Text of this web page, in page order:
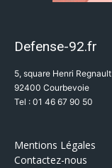
Defense-92.fr
5, square Henri Regnault
92400 Courbevoie
Tel : 01 46 67 90 50
Mentions Légales
Contactez-nous